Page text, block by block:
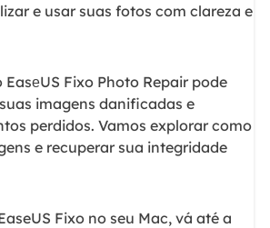
e usar suas fotos com clareza e
Fixo Photo Repair pode
imagens danificadas e
perdidos. Vamos explorar como
e recuperar sua integridade
Fixo no seu Mac, vá até a